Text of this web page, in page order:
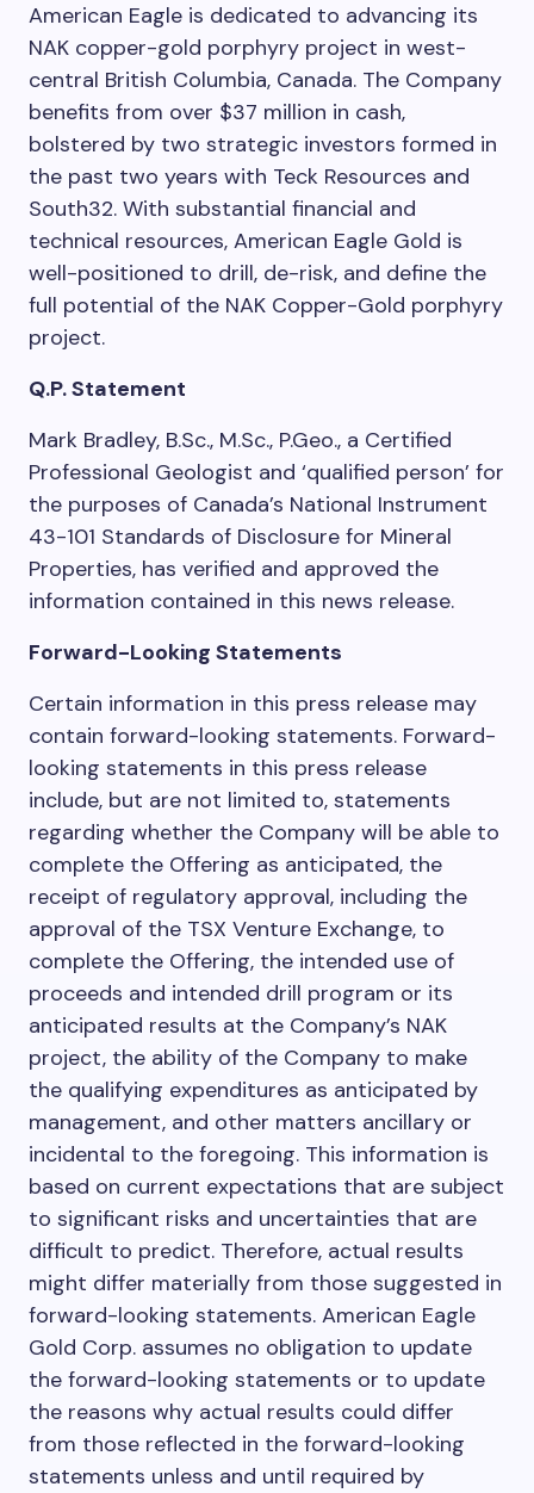
American Eagle is dedicated to advancing its
NAK copper-gold porphyry project in west-
central British Columbia, Canada. The Company
benefits from over $37 million in cash,
bolstered by two strategic investors formed in
the past two years with Teck Resources and
South32. With substantial financial and
technical resources, American Eagle Gold is
well-positioned to drill, de-risk, and define the
full potential of the NAK Copper-Gold porphyry
project.
Q.P. Statement
Mark Bradley, B.Sc., M.Sc., P.Geo., a Certified
Professional Geologist and ‘qualified person’ for
the purposes of Canada’s National Instrument
43-101 Standards of Disclosure for Mineral
Properties, has verified and approved the
information contained in this news release.
Forward-Looking Statements
Certain information in this press release may
contain forward-looking statements. Forward-
looking statements in this press release
include, but are not limited to, statements
regarding whether the Company will be able to
complete the Offering as anticipated, the
receipt of regulatory approval, including the
approval of the TSX Venture Exchange, to
complete the Offering, the intended use of
proceeds and intended drill program or its
anticipated results at the Company’s NAK
project, the ability of the Company to make
the qualifying expenditures as anticipated by
management, and other matters ancillary or
incidental to the foregoing. This information is
based on current expectations that are subject
to significant risks and uncertainties that are
difficult to predict. Therefore, actual results
might differ materially from those suggested in
forward-looking statements. American Eagle
Gold Corp. assumes no obligation to update
the forward-looking statements or to update
the reasons why actual results could differ
from those reflected in the forward-looking
statements unless and until required by